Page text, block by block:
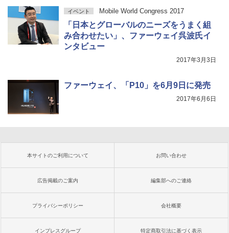
イベント Mobile World Congress 2017
「日本とグローバルのニーズをうまく組
み合わせたい」、ファーウェイ呉波氏イ
ンタビュー
2017年3月3日
ファーウェイ、「P10」を6月9日に発売
2017年6月6日
本サイトのご利用について お問い合わせ
広告掲載のご案内 編集部へのご連絡
プライバシーポリシー 会社概要
インプレスグループ 特定商取引法に基づく表示